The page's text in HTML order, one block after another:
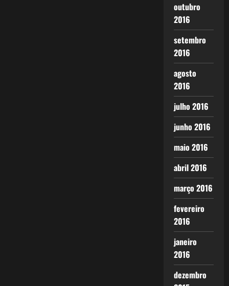
outubro
2016
setembro
2016
agosto
2016
julho 2016
junho 2016
maio 2016
abril 2016
março 2016
fevereiro
2016
janeiro
2016
dezembro